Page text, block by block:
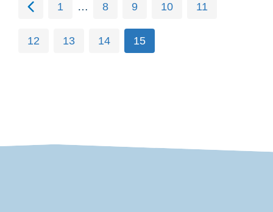
1 … 8 9 10 11
12 13 14 15